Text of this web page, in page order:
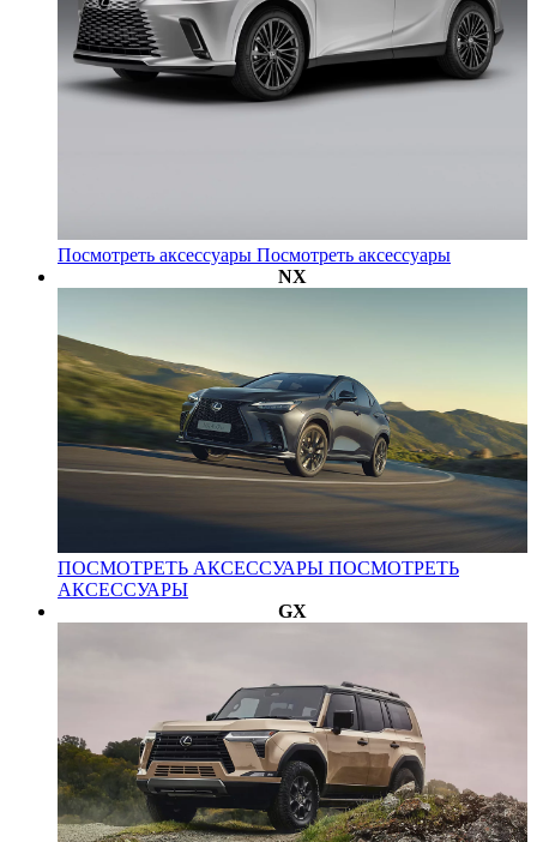
Посмотреть аксессуары Посмотреть аксессуары
NX
ПОСМОТРЕТЬ АКСЕССУАРЫ ПОСМОТРЕТЬ
АКСЕССУАРЫ
GX